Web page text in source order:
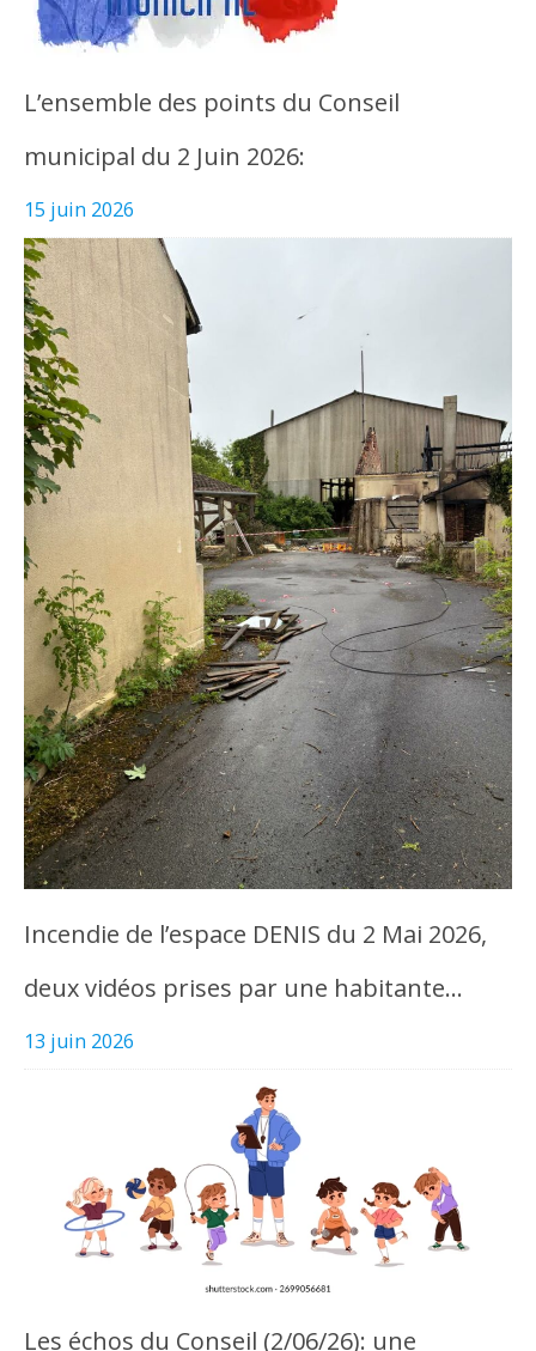
L’ensemble des points du Conseil
municipal du 2 Juin 2026:
15 juin 2026
Incendie de l’espace DENIS du 2 Mai 2026,
deux vidéos prises par une habitante…
13 juin 2026
Les échos du Conseil (2/06/26): une